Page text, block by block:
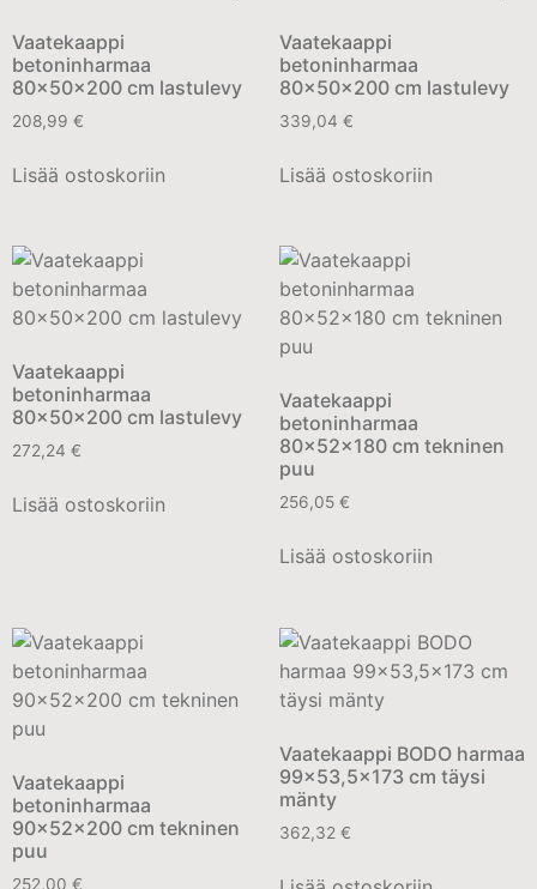
Vaatekaappi
betoninharmaa
80x50x200 cm lastulevy
208,99 €
Lisää ostoskoriin
Vaatekaappi
betoninharmaa
80x50x200 cm lastulevy
339,04 €
Lisää ostoskoriin
Vaatekaappi
betoninharmaa
80x50x200 cm lastulevy
272,24 €
Lisää ostoskoriin
Vaatekaappi
betoninharmaa
80x52x180 cm tekninen
puu
256,05 €
Lisää ostoskoriin
Vaatekaappi
betoninharmaa
90x52x200 cm tekninen
puu
252,00 €
Vaatekaappi BODO harmaa
99×53,5×173 cm täysi
mänty
362,32 €